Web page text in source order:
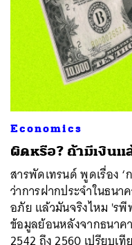
Economics
ผิดหรือ? ถ้ามีเงินแ
สารพัดเทรนด์ พูดเรื่อง ‘
ว่าการฝากประจำในธนา
อภัย แล้วมันจริงไหม 'ร
ข้อมูลย้อนหลังจากธนาค
2542 ถึง 2560 เปรียบเ